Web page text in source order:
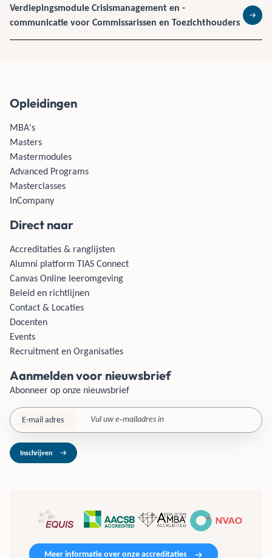
Verdiepingsmodule Crisismanagement en -
communicatie voor Commissarissen en Toezichthouders
Lees
Opleidingen
MBA's
Masters
Mastermodules
Advanced Programs
Masterclasses
InCompany
Direct naar
Accreditaties & ranglijsten
Alumni platform TIAS Connect
Canvas Online leeromgeving
Beleid en richtlijnen
Contact & Locaties
Docenten
Events
Recruitment en Organisaties
Aanmelden voor nieuwsbrief
Abonneer op onze nieuwsbrief
E-mail adres
Inschrijven
Meer informatie over onze accreditaties